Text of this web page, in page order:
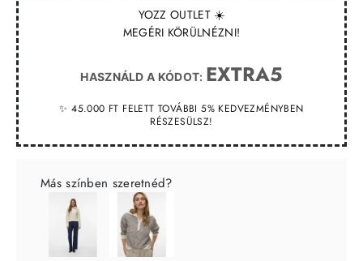
YOZZ OUTLET ☀️
MEGÉRI KÖRÜLNÉZNI!
HASZNÁLD A KÓDOT: EXTRA5
✨ 45.000 FT FELETT TOVÁBBI 5% KEDVEZMÉNYBEN
RÉSZESÜLSZ!
Más színben szeretnéd?